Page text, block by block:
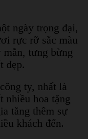
ngày trọng đại,
rực rỡ sắc màu
mắn, tưng bừng
đẹp.
ty, nhất là
nhiều hoa tặng
tăng thêm sự
khách đến.